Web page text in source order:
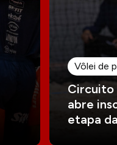
Vôlei de
Circuito
abre
etapa